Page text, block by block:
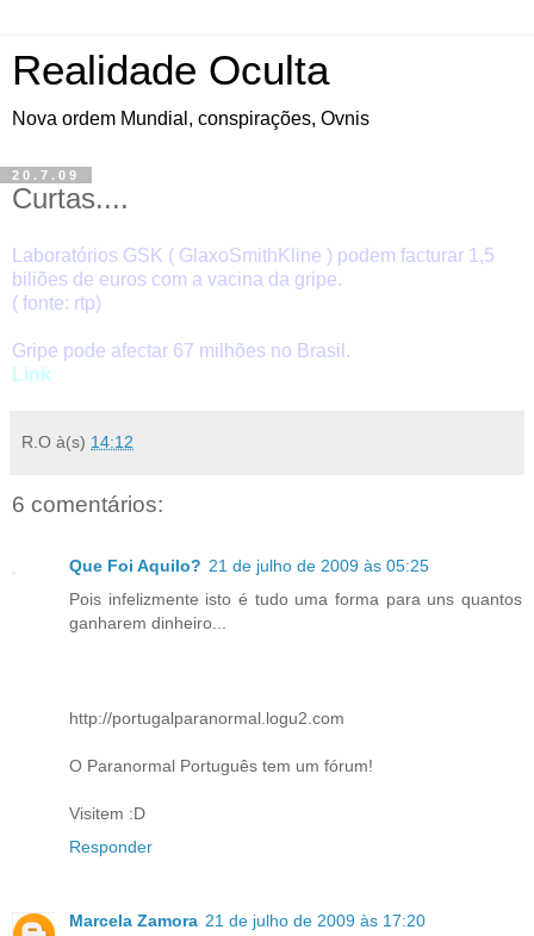
Realidade Oculta
Nova ordem Mundial, conspirações, Ovnis
20.7.09
Curtas....
Laboratórios GSK ( GlaxoSmithKline ) podem facturar 1,5
biliões de euros com a vacina da gripe.
( fonte: rtp)
Gripe pode afectar 67 milhões no Brasil.
Link
R.O à(s) 14:12
6 comentários:
Que Foi Aquilo? 21 de julho de 2009 às 05:25
Pois infelizmente isto é tudo uma forma para uns quantos
ganharem dinheiro...
http://portugalparanormal.logu2.com
O Paranormal Português tem um fórum!
Visitem :D
Responder
Marcela Zamora 21 de julho de 2009 às 17:20